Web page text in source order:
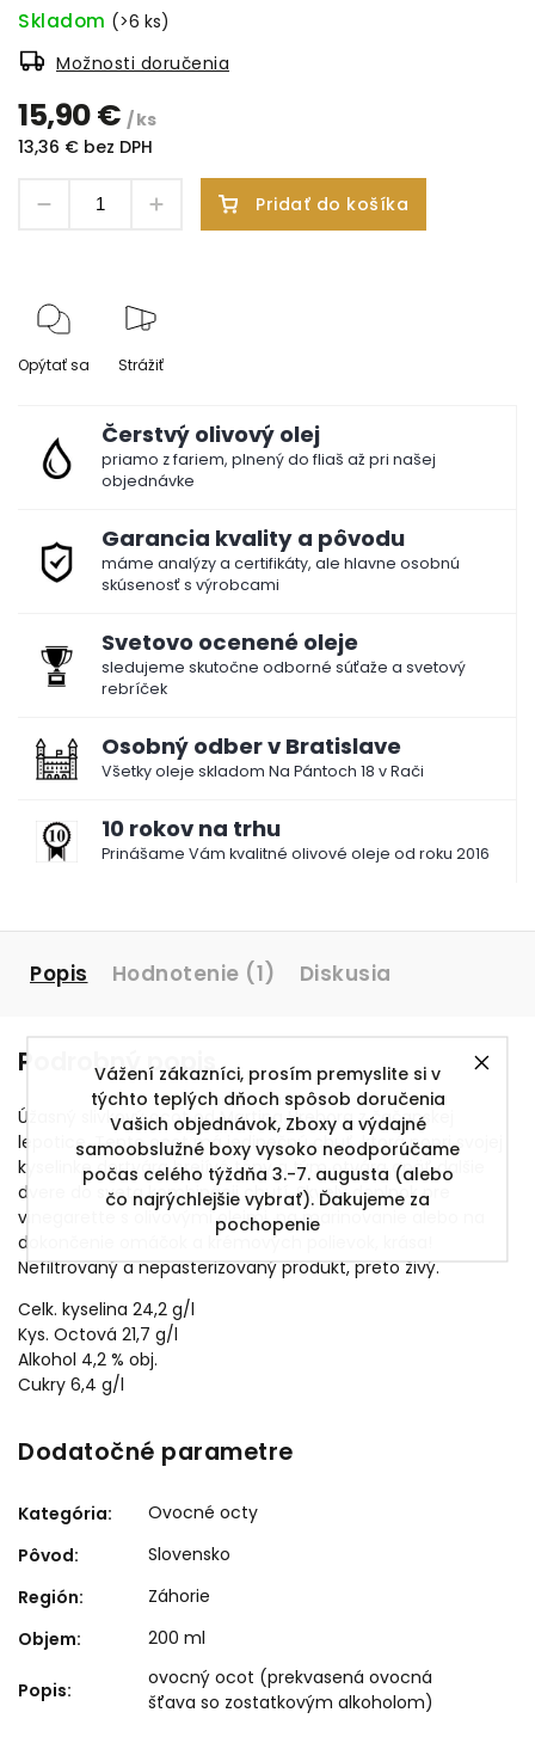
Vážení zákazníci, prosím premyslite si v
týchto teplých dňoch spôsob doručenia
Vašich objednávok, Zboxy a výdajné
samoobslužné boxy vysoko neodporúčame
počas celého týždňa 3.-7. augusta (alebo
čo najrýchlejšie vybrať). Ďakujeme za
pochopenie
15,90 € / ks
13,36 € bez DPH
Skladom (>6 ks)
Možnosti doručenia
Pridať do košíka
Opýtať sa Strážiť
Čerstvý olivový olej
priamo z fariem, plnený do fliaš až pri našej
objednávke
Garancia kvality a pôvodu
máme analýzy a certifikáty, ale hlavne osobnú
skúsenosť s výrobcami
Svetovo ocenené oleje
sledujeme skutočne odborné súťaže a svetový
rebríček
Osobný odber v Bratislave
Všetky oleje skladom Na Pántoch 18 v Rači
10 rokov na trhu
Prinášame Vám kvalitné olivové oleje od roku 2016
Popis Hodnotenie (1) Diskusia
Podrobný popis
Úžasný slivkový ocot od Martina Hrehora z čačanskej
lepotice. Tento ocot má jedinečnú chuť, ktorá popri svojej
kyselinke dortvára hrejívé tóny a tým otvára opäť dalšie
dvere do sveta kombinácii chutí. Skvelý doplnok pre
vinegarette s olivovými olejmi, na marinovanie alebo na
dokončenie omáčok a krémových polievok, krása!
Nefiltrovaný a nepasterizovaný produkt, preto živý.
Celk. kyselina 24,2 g/l
Kys. Octová 21,7 g/l
Alkohol 4,2 % obj.
Cukry 6,4 g/l
Dodatočné parametre
Kategória:
Ovocné octy
Pôvod:
Slovensko
Región:
Záhorie
Objem: 200 ml
Popis:
ovocný ocot (prekvasená ovocná
šťava so zostatkovým alkoholom)